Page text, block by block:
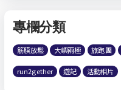
專欄分類
筋膜放鬆 大嶼兩極 旅跑團
run2gether 遊記 活動相片